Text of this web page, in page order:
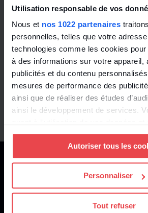
Utilisation responsable de vos
Nous et nos 1022 partenaires
personnelles, telles que votre
technologies comme les cookies
à des informations sur votre appareil,
publicités et du contenu
mesures de performance des
ainsi que de réaliser des études
ainsi le développement de services.
Vous pouvez modifier ou retirer votre
tout moment en consultant la
cookies ou en cliquant sur l'icône de
géographique qui peuvent être
Autoriser tous les
Personnaliser
Tout refuser